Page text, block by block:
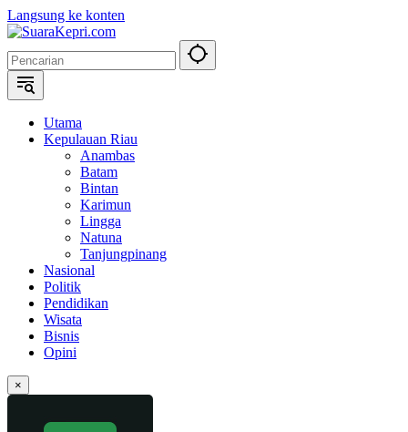
Langsung ke konten
Utama
Kepulauan Riau
Anambas
Batam
Bintan
Karimun
Lingga
Natuna
Tanjungpinang
Nasional
Politik
Pendidikan
Wisata
Bisnis
Opini
×